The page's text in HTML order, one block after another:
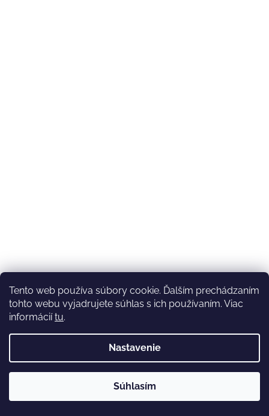
Tento web používa súbory cookie. Ďalším prechádzaním
tohto webu vyjadrujete súhlas s ich používaním. Viac
informáciítu.
Nastavenie
Súhlasím
nedostupná (na email reagujeme nonstop), expedícia ako
obvykle💚Ďakujeme, že ste s nami💚